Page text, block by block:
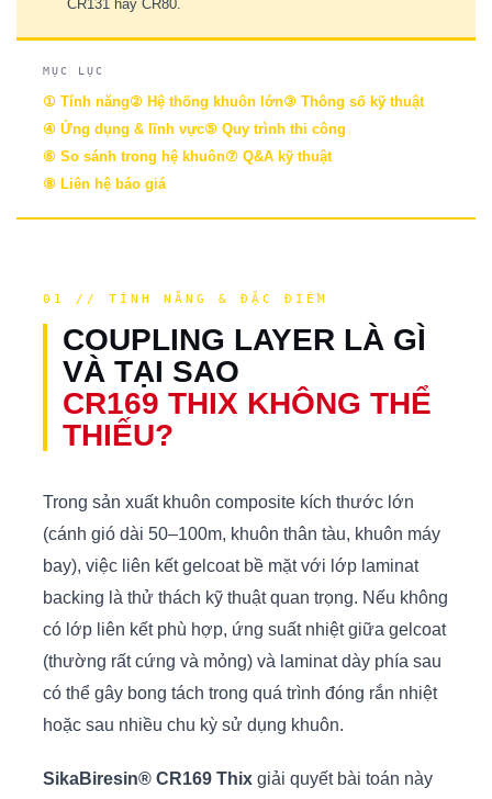
CR131 hay CR80.
MỤC LỤC
① Tính năng② Hệ thống khuôn lớn③ Thông số kỹ thuật
④ Ứng dụng & lĩnh vực⑤ Quy trình thi công
⑥ So sánh trong hệ khuôn⑦ Q&A kỹ thuật
⑧ Liên hệ báo giá
01 // TÍNH NĂNG & ĐẶC ĐIỂM
COUPLING LAYER LÀ GÌ
VÀ TẠI SAO
CR169 THIX KHÔNG THỂ
THIẾU?
Trong sản xuất khuôn composite kích thước lớn
(cánh gió dài 50–100m, khuôn thân tàu, khuôn máy
bay), việc liên kết gelcoat bề mặt với lớp laminat
backing là thử thách kỹ thuật quan trọng. Nếu không
có lớp liên kết phù hợp, ứng suất nhiệt giữa gelcoat
(thường rất cứng và mỏng) và laminat dày phía sau
có thể gây bong tách trong quá trình đóng rắn nhiệt
hoặc sau nhiều chu kỳ sử dụng khuôn.
SikaBiresin® CR169 Thix giải quyết bài toán này